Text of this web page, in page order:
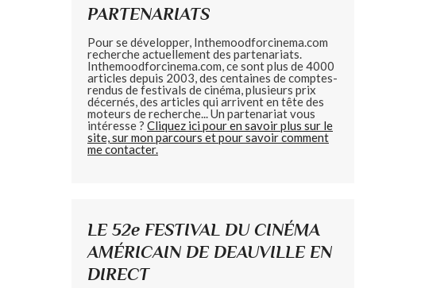
PARTENARIATS
Pour se développer, Inthemoodforcinema.com
recherche actuellement des partenariats.
Inthemoodforcinema.com, ce sont plus de 4000
articles depuis 2003, des centaines de comptes-
rendus de festivals de cinéma, plusieurs prix
décernés, des articles qui arrivent en tête des
moteurs de recherche... Un partenariat vous
intéresse ? Cliquez ici pour en savoir plus sur le
site, sur mon parcours et pour savoir comment
me contacter.
LE 52e FESTIVAL DU CINÉMA
AMÉRICAIN DE DEAUVILLE EN
DIRECT